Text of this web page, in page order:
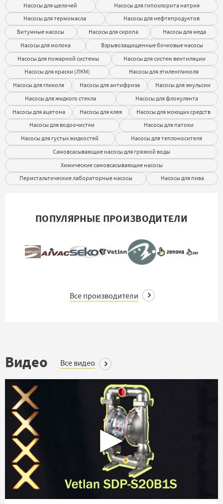
Насосы для щелочей
Насосы для гипохлорита натрия
Насосы для термомасла
Насосы для нефтепродуктов
Битумные насосы
Насосы для сиропа
Насосы для меда
Насосы для молока
Взрывозащищенные бочковые насосы
Насосы для пожарной системы
Насосы для систем вентиляции
Насосы для краски (ЛКМ)
Насосы для этиленгликоля
Насосы для гликоля
Насосы для антифриза
Насосы для эмульсии
Насосы для жидкого стекла
Насосы для флокулянта
Насосы для ацетона
Насосы для клея
Насосы для моющих средств
Насосы для водоочистки
Насосы для патоки
Насосы для густых жидкостей
Насосы для теплоносителя
Самовсасывающие насосы для грязной воды
Химические самовсасывающие насосы
Перистальтические лабораторные насосы
Насосы для пива
ПОПУЛЯРНЫЕ ПРОИЗВОДИТЕЛИ
Все производители
Видео Все видео
▶